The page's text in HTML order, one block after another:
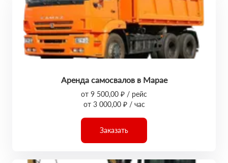
Аренда самосвалов в Марае
от 9 500,00 ₽ / рейс
от 3 000,00 ₽ / час
Заказать